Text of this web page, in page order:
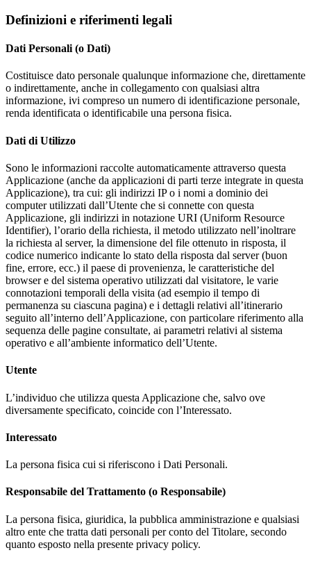
Definizioni e riferimenti legali
Dati Personali (o Dati)
Costituisce dato personale qualunque informazione che, direttamente
o indirettamente, anche in collegamento con qualsiasi altra
informazione, ivi compreso un numero di identificazione personale,
renda identificata o identificabile una persona fisica.
Dati di Utilizzo
Sono le informazioni raccolte automaticamente attraverso questa
Applicazione (anche da applicazioni di parti terze integrate in questa
Applicazione), tra cui: gli indirizzi IP o i nomi a dominio dei
computer utilizzati dall’Utente che si connette con questa
Applicazione, gli indirizzi in notazione URI (Uniform Resource
Identifier), l’orario della richiesta, il metodo utilizzato nell’inoltrare
la richiesta al server, la dimensione del file ottenuto in risposta, il
codice numerico indicante lo stato della risposta dal server (buon
fine, errore, ecc.) il paese di provenienza, le caratteristiche del
browser e del sistema operativo utilizzati dal visitatore, le varie
connotazioni temporali della visita (ad esempio il tempo di
permanenza su ciascuna pagina) e i dettagli relativi all’itinerario
seguito all’interno dell’Applicazione, con particolare riferimento alla
sequenza delle pagine consultate, ai parametri relativi al sistema
operativo e all’ambiente informatico dell’Utente.
Utente
L’individuo che utilizza questa Applicazione che, salvo ove
diversamente specificato, coincide con l’Interessato.
Interessato
La persona fisica cui si riferiscono i Dati Personali.
Responsabile del Trattamento (o Responsabile)
La persona fisica, giuridica, la pubblica amministrazione e qualsiasi
altro ente che tratta dati personali per conto del Titolare, secondo
quanto esposto nella presente privacy policy.